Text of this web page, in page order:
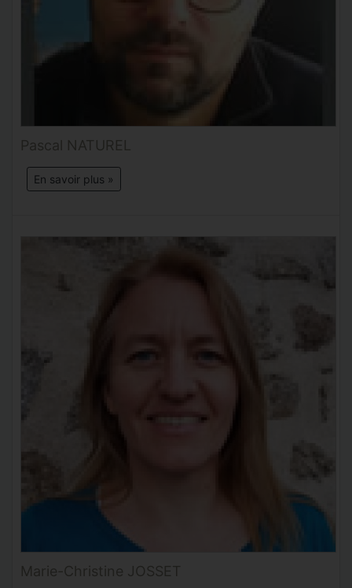
Pascal NATUREL
En savoir plus »
Marie-Christine JOSSET